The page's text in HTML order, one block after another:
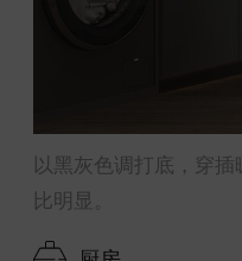
以黑灰色调打底，穿
比明显。